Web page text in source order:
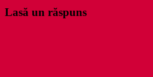
Lasă un răspuns